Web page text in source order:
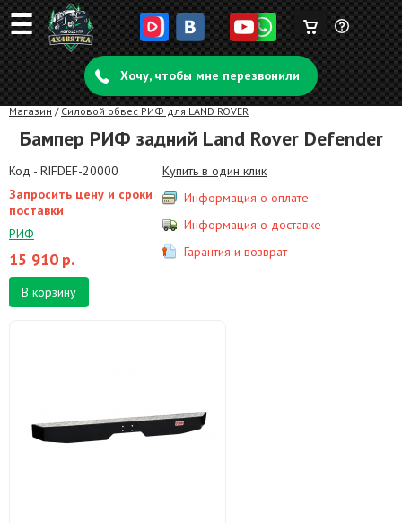
☰ Задать
вопрос
Корзина
пуста
Хочу, чтобы мне перезвонили
Магазин / Силовой обвес РИФ для LAND ROVER
Бампер РИФ задний Land Rover Defender
Код - RIFDEF-20000
Запросить цену и сроки
поставки
РИФ
15 910 р.
В корзину
Купить в один клик
Информация о оплате
Информация о доставке
Гарантия и возврат